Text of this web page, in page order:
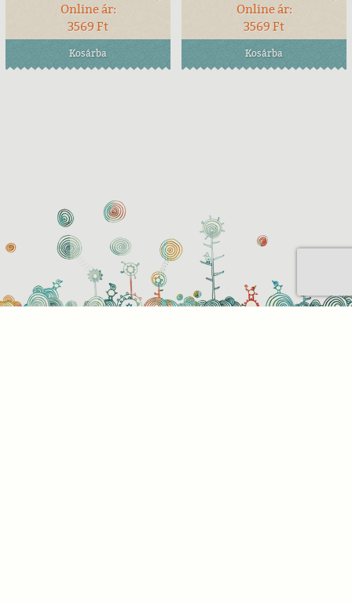
Online ár:
3569 Ft
Kosárba
Online ár:
3569 Ft
Kosárba